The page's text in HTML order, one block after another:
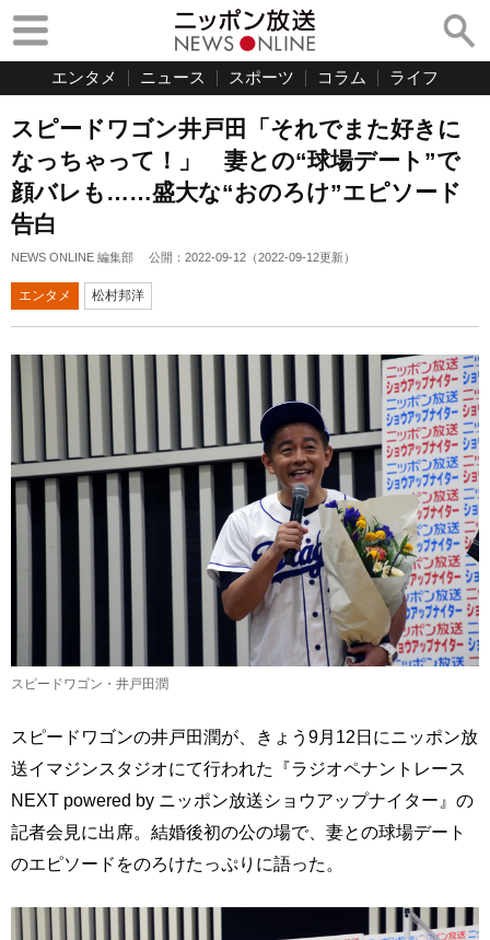
エンタメ ニュース スポーツ コラム ライフ
スピードワゴン井戸田「それでまた好きに
なっちゃって！」 妻との“球場デート”で
顔バレも……盛大な“おのろけ”エピソード
告白
NEWS ONLINE 編集部 公開： 2022-09-12 （2022-09-12更新）
エンタメ 松村邦洋
スピードワゴン・井戸田潤
スピードワゴンの井戸田潤が、きょう9月12日にニッポン放
送イマジンスタジオにて行われた『ラジオペナントレース
NEXT powered by ニッポン放送ショウアップナイター』の
記者会見に出席。結婚後初の公の場で、妻との球場デート
のエピソードをのろけたっぷりに語った。